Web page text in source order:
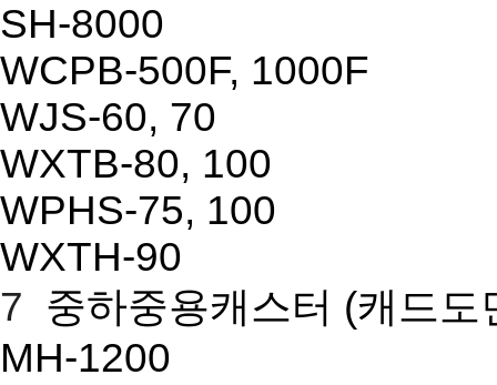
SH-8000
WCPB-500F, 1000F
WJS-60, 70
WXTB-80, 100
WPHS-75, 100
WXTH-90
7 중하중용캐스터 (캐드도
MH-1200